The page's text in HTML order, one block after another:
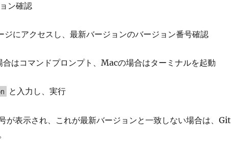
ン確認
ジにアクセスし、最新バージョンのバージョン番号確認
コマンドプロンプト、Macの場合はターミナルを起動
と入力し、実行
表示され、これが最新バージョンと一致しない場合は、Git